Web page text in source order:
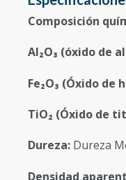
Composición
Al₂O₃ (óxido de
Fe₂O₃ (Óxido de
TiO₂ (Óxido de
Dureza: Dureza
Densidad